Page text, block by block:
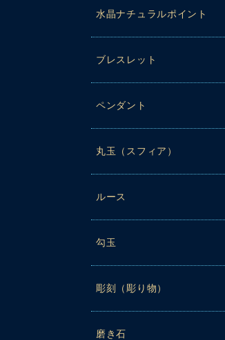
水晶ナチュラルポイント
ブレスレット
ペンダント
丸玉（スフィア）
ルース
勾玉
彫刻（彫り物）
磨き石